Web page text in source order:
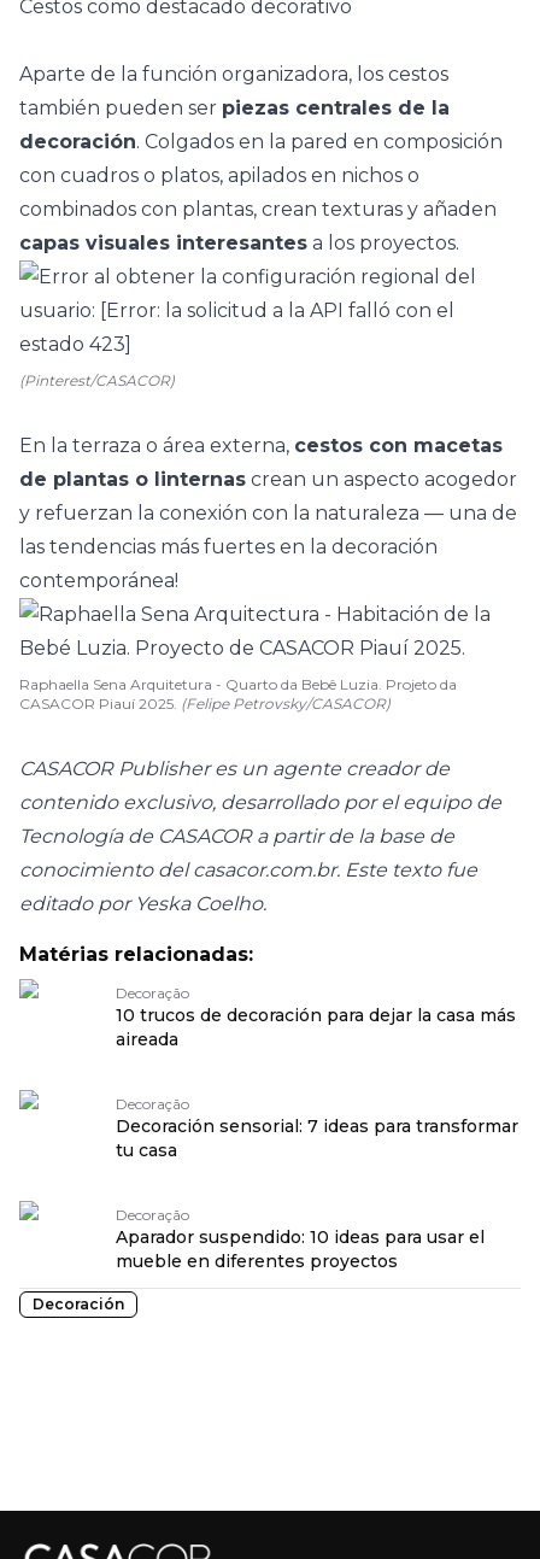
Cestos como destacado decorativo
Aparte de la función organizadora, los cestos
también pueden ser piezas centrales de la
decoración. Colgados en la pared en composición
con cuadros o platos, apilados en nichos o
combinados con plantas, crean texturas y añaden
capas visuales interesantes a los proyectos.
(Pinterest/CASACOR)
En la terraza o área externa, cestos con macetas
de plantas o linternas crean un aspecto acogedor
y refuerzan la conexión con la naturaleza — una de
las tendencias más fuertes en la decoración
contemporánea!
Raphaella Sena Arquitetura - Quarto da Bebê Luzia. Projeto da
CASACOR Piauí 2025. (Felipe Petrovsky/CASACOR)
CASACOR Publisher es un agente creador de
contenido exclusivo, desarrollado por el equipo de
Tecnología de CASACOR a partir de la base de
conocimiento del casacor.com.br. Este texto fue
editado por Yeska Coelho.
Matérias relacionadas:
Decoração
10 trucos de decoración para dejar la casa más
aireada
Decoração
Decoración sensorial: 7 ideas para transformar
tu casa
Decoração
Aparador suspendido: 10 ideas para usar el
mueble en diferentes proyectos
Decoración